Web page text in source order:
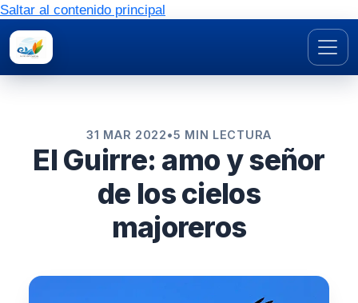
Saltar al contenido principal
31 MAR 2022•5 MIN LECTURA
El Guirre: amo y señor
de los cielos
majoreros